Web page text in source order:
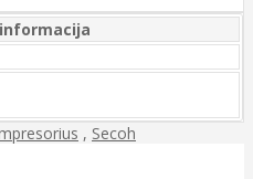
, Secoh